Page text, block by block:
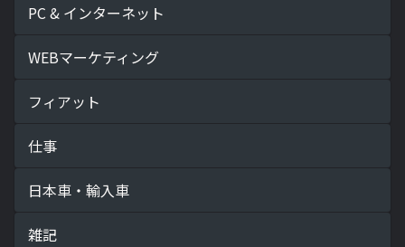
PC & インターネット
WEBマーケティング
フィアット
仕事
日本車・輸入車
雑記